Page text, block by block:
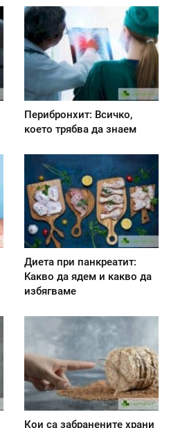
Перибронхит: Всичко,
което трябва да знаем
Диета при панкреатит:
Kакво да ядем и какво да
избягваме
Кои са забранените храни